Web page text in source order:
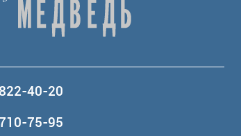
40-20
75-95